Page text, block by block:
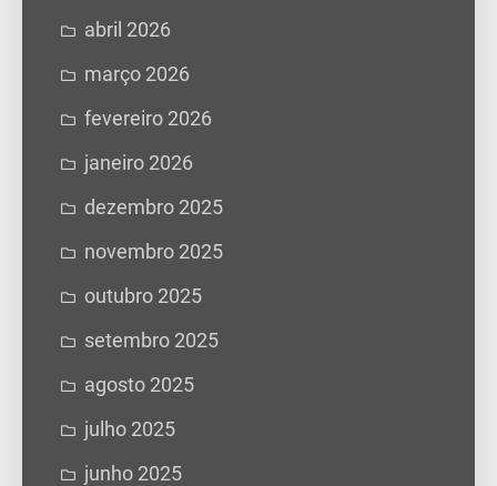
abril 2026
março 2026
fevereiro 2026
janeiro 2026
dezembro 2025
novembro 2025
outubro 2025
setembro 2025
agosto 2025
julho 2025
junho 2025